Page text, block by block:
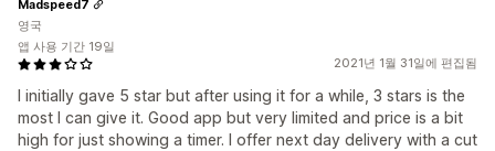
2021년 1월 31일에 편집됨
I initially gave 5 star but after using it for a while, 3 stars is the
most I can give it. Good app but very limited and price is a bit
high for just showing a timer. I offer next day delivery with a cut
Madspeed7
영국
앱 사용 기간 19일